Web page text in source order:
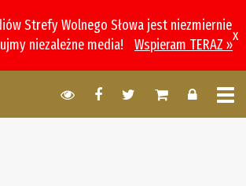
Strefy Wolnego Słowa jest niezmiernie
niezależne media!
Wspieram TERAZ »
x